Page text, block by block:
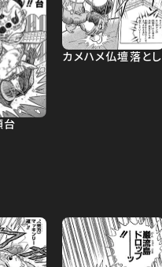
台
カメハメ仏壇落とし